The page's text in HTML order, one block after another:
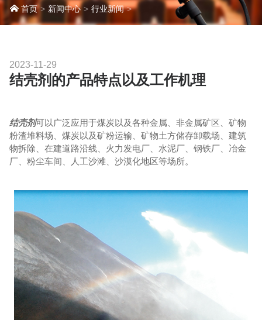
工业抑尘 工业水处理
工业清洗
企业资讯 行业新闻
首页 新闻中心 行业新闻
2023-11-29
结壳剂的产品特点以及工作机理
结壳剂可以广泛应用于煤炭以及各种金属、非金属矿区、矿物
粉渣堆料场、煤炭以及矿粉运输、矿物土方储存卸载场、建筑
物拆除、在建道路沿线、火力发电厂、水泥厂、钢铁厂、冶金
厂、粉尘车间、人工沙滩、沙漠化地区等场所。